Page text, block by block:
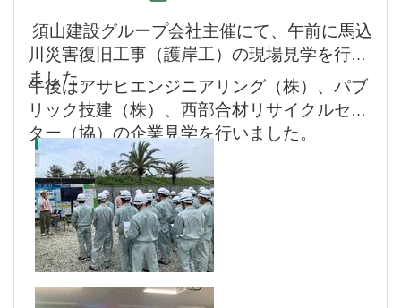
須山建設グループ会社主催にて、午前に馬込
川災害復旧工事（護岸工）の現場見学を行い
ました。
午後はアサヒエンジニアリング（株）、パブ
リック技建（株）、西部合材リサイクルセン
ター（協）の企業見学を行いました。